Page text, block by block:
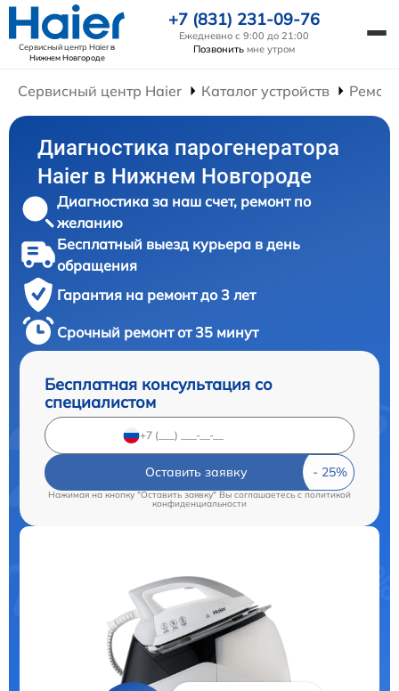
Сервисный центр Haierв
Нижнем Новгороде
+7 (831) 231-09-76
Ежедневно с 9:00 до 21:00
Позвонить мне утром
Сервисный центр Haier Каталог устройств
Диагностика парогенератора
Haier в Нижнем Новгороде
Диагностика за наш счет, ремонт по
желанию
Бесплатный выезд курьера в день
обращения
Гарантия на ремонт до 3 лет
Срочный ремонт от 35 минут
Бесплатная консультация со
специалистом
Оставить заявку
Нажимая на кнопку "Оставить заявку" Вы соглашаетесь cполитикой
конфиденциальности